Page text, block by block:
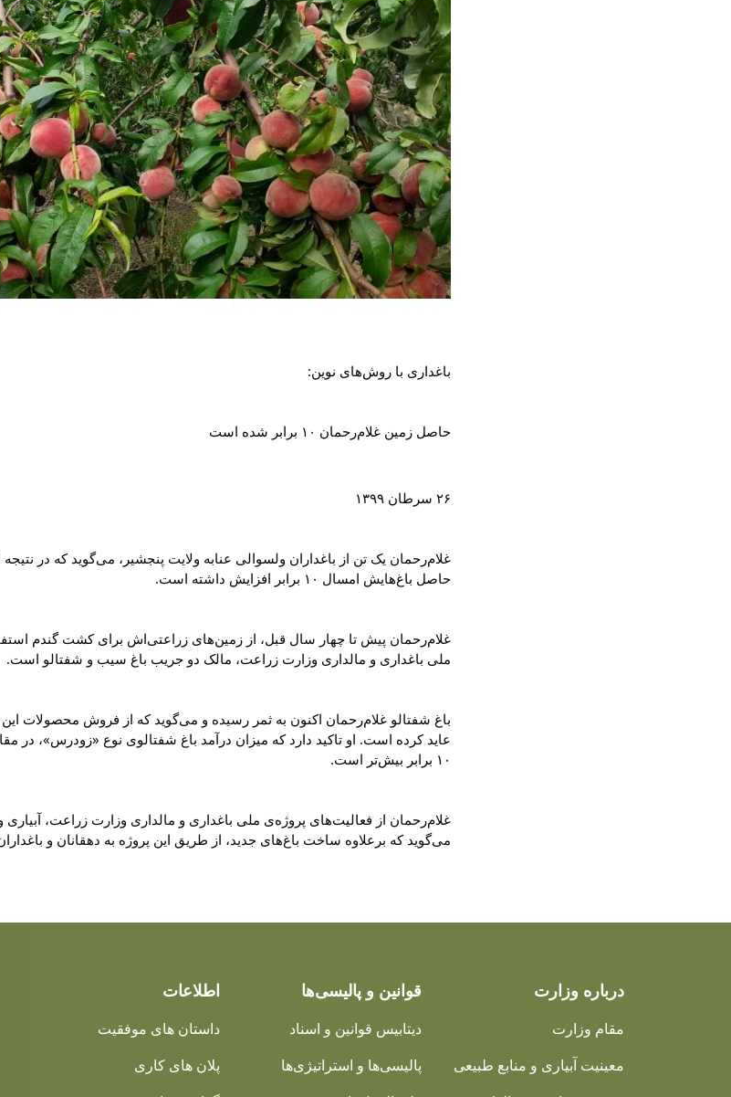
باغداری با روش‌های نوین:
حاصل زمین غلام‌رحمان ۱۰ برابر شده است
۲۶ سرطان ۱۳۹۹
حاصل باغ‌هایش امسال ۱۰ برابر افزایش داشته است.
ملی باغداری و مالداری وزارت زراعت، مالک دو جریب باغ سیب و شفتالو است.
۱۰ برابر بیش‌تر است.
می‌گوید که برعلاوه ساخت باغ‌های جدید، از طریق این پروژه به دهقانان و باغداران آموزش‌های لازم نیز داده می‌شود.
درباره وزارت
مقام وزارت
معینیت آبیاری و منابع طبیعی
قوانین و پالیسی‌ها
دیتابیس قوانین و اسناد
پالیسی‌ها و استراتیژی‌ها
اطلاعات
داستان های موفقیت
پلان های کاری